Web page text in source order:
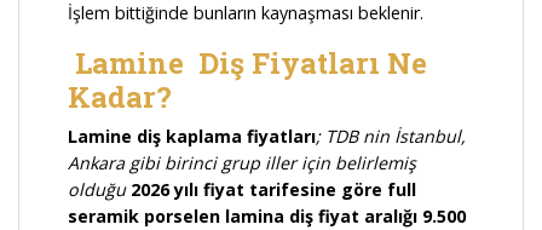
İşlem bittiğinde bunların kaynaşması beklenir.
Lamine Diş Fiyatları Ne
Kadar?
Lamine diş kaplama fiyatları; TDB nin İstanbul,
Ankara gibi birinci grup iller için belirlemiş
olduğu 2026 yılı fiyat tarifesine göre full
seramik porselen lamina diş fiyat aralığı 9.500